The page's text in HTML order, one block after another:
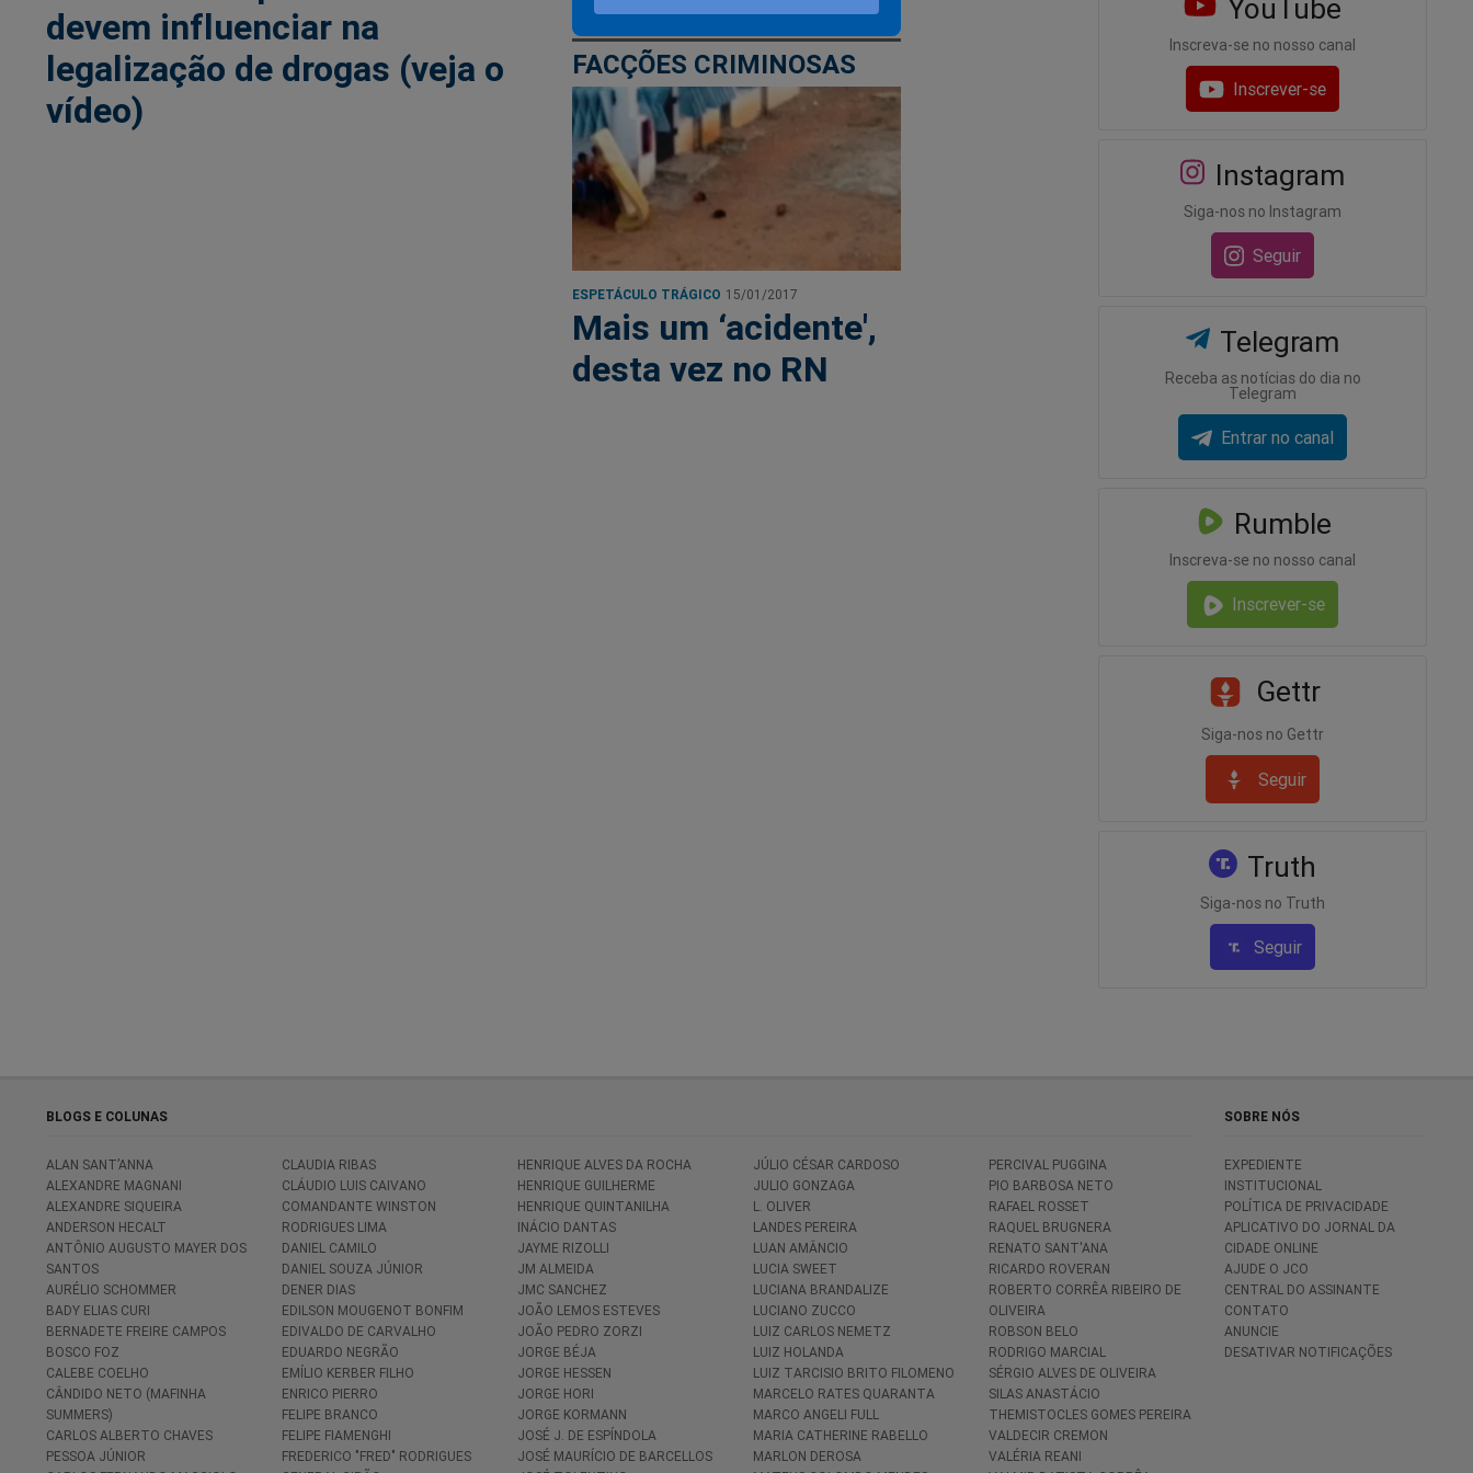
devem influenciar na
legalização de drogas (veja o
vídeo)
FACÇÕES CRIMINOSAS
ESPETÁCULO TRÁGICO 15/01/2017
Mais um ‘acidente',
desta vez no RN
YouTube
Inscreva-se no nosso canal
Inscrever-se
Instagram
Siga-nos no Instagram
Seguir
Telegram
Receba as notícias do dia no
Telegram
Entrar no canal
Rumble
Inscreva-se no nosso canal
Inscrever-se
Gettr
Siga-nos no Gettr
Seguir
Truth
Siga-nos no Truth
Seguir
BLOGS E COLUNAS
ALAN SANT’ANNA
ALEXANDRE MAGNANI
ALEXANDRE SIQUEIRA
ANDERSON HECALT
ANTÔNIO AUGUSTO MAYER DOS
SANTOS
AURÉLIO SCHOMMER
BADY ELIAS CURI
BERNADETE FREIRE CAMPOS
BOSCO FOZ
CALEBE COELHO
CÂNDIDO NETO (MAFINHA
SUMMERS)
CARLOS ALBERTO CHAVES
PESSOA JÚNIOR
CLAUDIA RIBAS
CLÁUDIO LUIS CAIVANO
COMANDANTE WINSTON
RODRIGUES LIMA
DANIEL CAMILO
DANIEL SOUZA JÚNIOR
DENER DIAS
EDILSON MOUGENOT BONFIM
EDIVALDO DE CARVALHO
EDUARDO NEGRÃO
EMÍLIO KERBER FILHO
ENRICO PIERRO
FELIPE BRANCO
FELIPE FIAMENGHI
FREDERICO "FRED" RODRIGUES
HENRIQUE ALVES DA ROCHA
HENRIQUE GUILHERME
HENRIQUE QUINTANILHA
INÁCIO DANTAS
JAYME RIZOLLI
JM ALMEIDA
JMC SANCHEZ
JOÃO LEMOS ESTEVES
JOÃO PEDRO ZORZI
JORGE BÉJA
JORGE HESSEN
JORGE HORI
JORGE KORMANN
JOSÉ J. DE ESPÍNDOLA
JOSÉ MAURÍCIO DE BARCELLOS
JÚLIO CÉSAR CARDOSO
JULIO GONZAGA
L. OLIVER
LANDES PEREIRA
LUAN AMÂNCIO
LUCIA SWEET
LUCIANA BRANDALIZE
LUCIANO ZUCCO
LUIZ CARLOS NEMETZ
LUIZ HOLANDA
LUIZ TARCISIO BRITO FILOMENO
MARCELO RATES QUARANTA
MARCO ANGELI FULL
MARIA CATHERINE RABELLO
MARLON DEROSA
PERCIVAL PUGGINA
PIO BARBOSA NETO
RAFAEL ROSSET
RAQUEL BRUGNERA
RENATO SANT'ANA
RICARDO ROVERAN
ROBERTO CORRÊA RIBEIRO DE
OLIVEIRA
ROBSON BELO
RODRIGO MARCIAL
SÉRGIO ALVES DE OLIVEIRA
SILAS ANASTÁCIO
THEMISTOCLES GOMES PEREIRA
VALDECIR CREMON
VALÉRIA REANI
SOBRE NÓS
EXPEDIENTE
INSTITUCIONAL
POLÍTICA DE PRIVACIDADE
APLICATIVO DO JORNAL DA
CIDADE ONLINE
AJUDE O JCO
CENTRAL DO ASSINANTE
CONTATO
ANUNCIE
DESATIVAR NOTIFICAÇÕES